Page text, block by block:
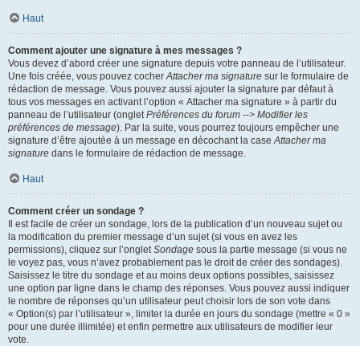
Haut
Comment ajouter une signature à mes messages ?
Vous devez d’abord créer une signature depuis votre panneau de l’utilisateur.
Une fois créée, vous pouvez cocherAttacher ma signature sur le formulaire de
rédaction de message. Vous pouvez aussi ajouter la signature par défaut à
tous vos messages en activant l’option « Attacher ma signature » à partir du
panneau de l’utilisateur (ongletPréférences du forum --> Modifier les
préférences de message). Par la suite, vous pourrez toujours empêcher une
signature d’être ajoutée à un message en décochant la caseAttacher ma
signature dans le formulaire de rédaction de message.
Haut
Comment créer un sondage ?
Il est facile de créer un sondage, lors de la publication d’un nouveau sujet ou
la modification du premier message d’un sujet (si vous en avez les
permissions), cliquez sur l’ongletSondage sous la partie message (si vous ne
le voyez pas, vous n’avez probablement pas le droit de créer des sondages).
Saisissez le titre du sondage et au moins deux options possibles, saisissez
une option par ligne dans le champ des réponses. Vous pouvez aussi indiquer
le nombre de réponses qu’un utilisateur peut choisir lors de son vote dans
« Option(s) par l’utilisateur », limiter la durée en jours du sondage (mettre « 0 »
pour une durée illimitée) et enfin permettre aux utilisateurs de modifier leur
vote.